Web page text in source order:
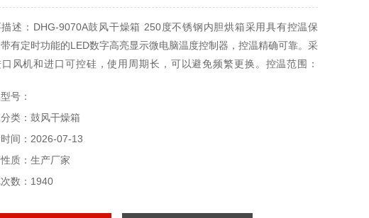
述：DHG-9070A鼓风干燥箱 250度不锈钢内胆烘箱采用具有控温保
有定时功能的LED数字高亮显示微电脑温度控制器，控温精确可靠。采
口风机和进口可控硅，使用周期长，可以避免频繁更换。控温范围：
号：
类：鼓风干燥箱
间：2026-07-13
质：生产厂家
数：1940